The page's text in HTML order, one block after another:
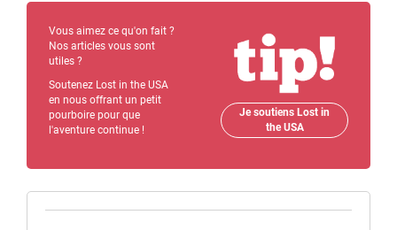
Vous aimez ce qu'on fait ?
Nos articles vous sont
utiles ?
Soutenez Lost in the USA
en nous offrant un petit
pourboire pour que
l'aventure continue !
Je soutiens Lost in
the USA